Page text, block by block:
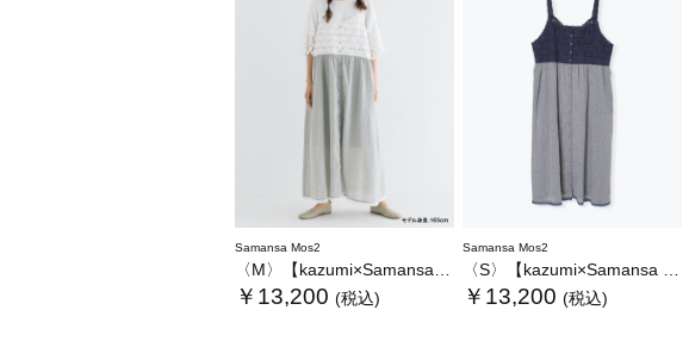
Samansa Mos2
〈M〉【kazumi×Samansa Mos2】キャミワンピース《WEB限定カラーあり》
￥13,200 (税込)
Samansa Mos2
〈S〉【kazumi×Samansa Mos2】キャミワンピース《WEB限定カラーあり》
￥13,200 (税込)